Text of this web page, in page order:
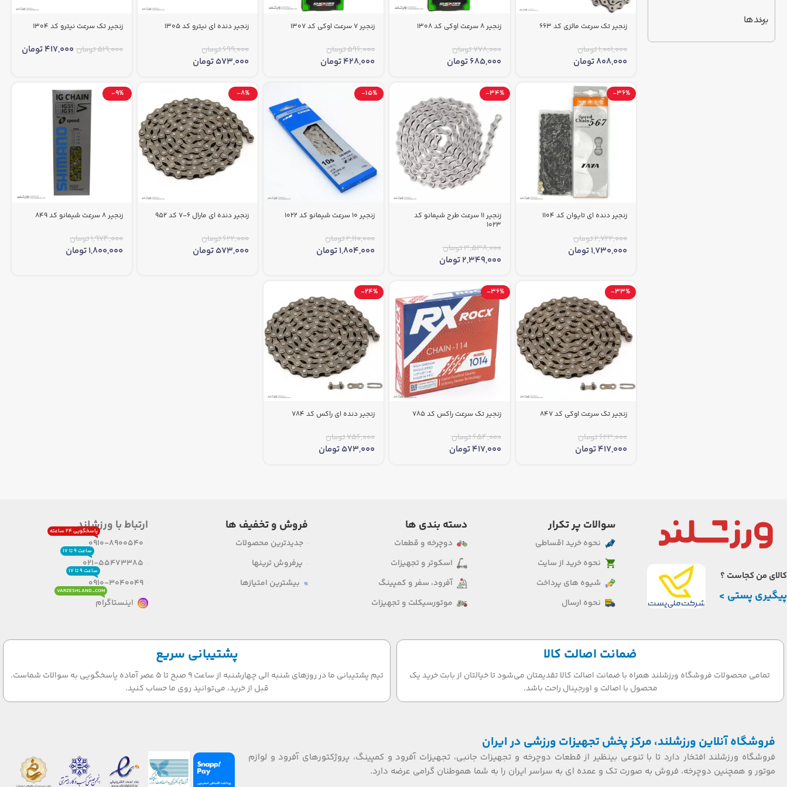
برندها زنجیر تک سرعت مالزی کد 663
1,001,000تومان
808,000تومان
زنجیر 8 سرعت اوکی کد 1308
778,000تومان
685,000تومان
زنجیر 7 سرعت اوکی کد 1307
596,000تومان
428,000تومان
زنجیر دنده ای نیترو کد 1305
699,000تومان
573,000تومان
زنجیر تک سرعت نیترو کد 1304
519,000تومان 417,000تومان
-36%
زنجیر دنده ای تایوان کد 1104
2,722,000تومان
1,730,000تومان
-34%
زنجیر 11 سرعت طرح شیمانو کد
1023
3,538,000تومان
2,349,000تومان
-15%
زنجیر 10 سرعت شیمانو کد 1022
2,110,000تومان
1,804,000تومان
-8%
زنجیر دنده ای مارال 6-7 کد 952
622,000تومان
573,000تومان
-9%
زنجیر 8 سرعت شیمانو کد 849
1,974,000تومان
1,800,000تومان
-33%
زنجیر تک سرعت اوکی کد 847
623,000تومان
417,000تومان
-36%
زنجیر تک سرعت راکس کد 785
654,000تومان
417,000تومان
-24%
زنجیر دنده ای راکس کد 784
756,000تومان
573,000تومان
کالای من کجاست ؟
پیگیری پستی >
سوالات پر تکرار
نحوه خرید اقساطی
نحوه خرید از سایت
شیوه های پرداخت
نحوه ارسال
دسته بندی ها
دوچرخه و قطعات
اسکوتر و تجهیزات
آفرود، سفر و کمپینگ
موتورسیکلت و تجهیزات
فروش و تخفیف ها
جدیدترین محصولات
پرفروش ترینها
بیشترین امتیازها
ارتباط با ورزشلند
0910-8900540
پاسخگویی ۲۴ ساعته
021-55473385
ساعت ۹ تا ۱۷
0910-3040049
ساعت ۹ تا ۱۷
اینستاگرام
VARZESHLAND_COM
ضمانت اصالت کالا
تمامی محصولات فروشگاه ورزشلند همراه با ضمانت اصالت کالا تقدیمتان می‌شود تا خیالتان از بابت خرید یک
محصول با اصالت و اورجینال راحت باشد.
پشتیبانی سریع
تیم پشتیبانی ما در روزهای شنبه الی چهارشنبه از ساعت 9 صبح تا 5 عصر آماده پاسخگویی به سوالات شماست.
قبل از خرید، می‌توانید روی ما حساب کنید.
فروشگاه آنلاین ورزشلند، مرکز پخش تجهیزات ورزشی در ایران
فروشگاه ورزشلند افتخار دارد تا با تنوعی بینظیر از قطعات دوچرخه و تجهیزات جانبی، تجهیزات آفرود و کمپینگ، پروژکتورهای آفرود و لوازم
موتور و همچنین دوچرخه، فروش به صورت تک و عمده ای به سراسر ایران را به شما هموطنان گرامی عرضه دارد.